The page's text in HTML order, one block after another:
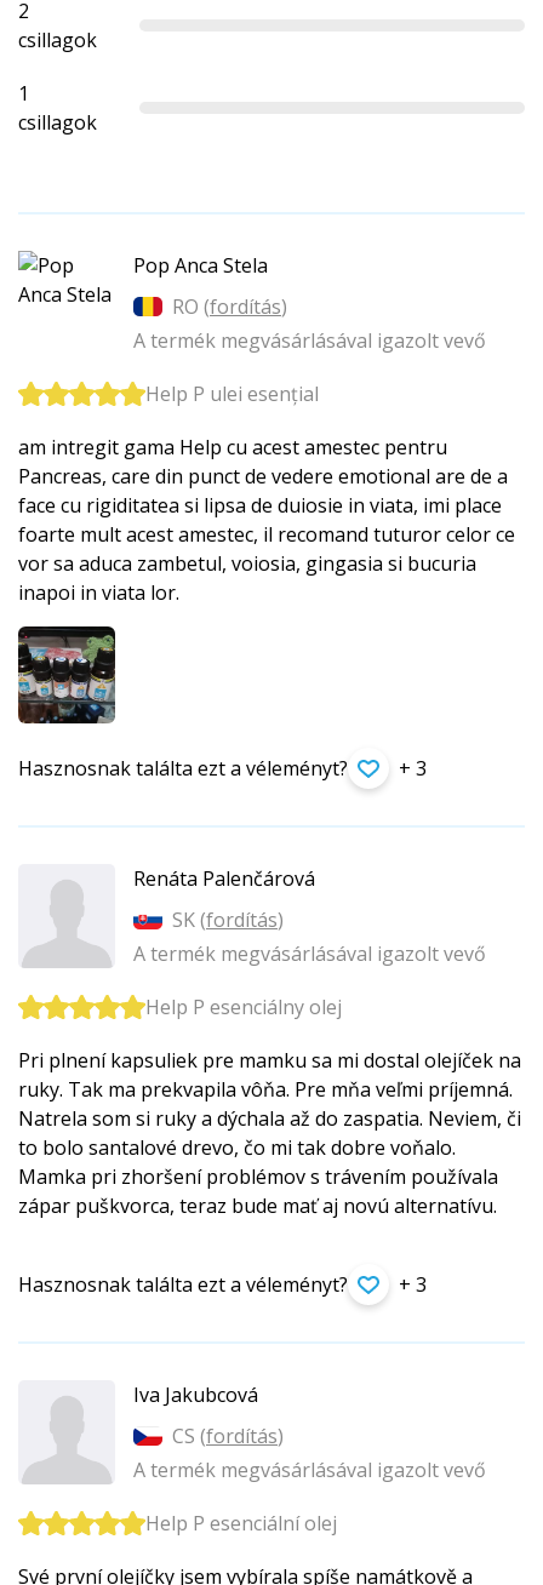
2
csillagok
1
csillagok
Pop Anca Stela
RO (fordítás)
A termék megvásárlásával igazolt vevő
Help P ulei esențial
am intregit gama Help cu acest amestec pentru
Pancreas, care din punct de vedere emotional are de a
face cu rigiditatea si lipsa de duiosie in viata, imi place
foarte mult acest amestec, il recomand tuturor celor ce
vor sa aduca zambetul, voiosia, gingasia si bucuria
inapoi in viata lor.
Hasznosnak találta ezt a véleményt? + 3
Renáta Palenčárová
SK (fordítás)
A termék megvásárlásával igazolt vevő
Help P esenciálny olej
Pri plnení kapsuliek pre mamku sa mi dostal olejíček na
ruky. Tak ma prekvapila vôňa. Pre mňa veľmi príjemná.
Natrela som si ruky a dýchala až do zaspatia. Neviem, či
to bolo santalové drevo, čo mi tak dobre voňalo.
Mamka pri zhoršení problémov s trávením používala
zápar puškvorca, teraz bude mať aj novú alternatívu.
Hasznosnak találta ezt a véleményt? + 3
Iva Jakubcová
CS (fordítás)
A termék megvásárlásával igazolt vevő
Help P esenciální olej
Své první olejíčky jsem vybírala spíše namátkově a